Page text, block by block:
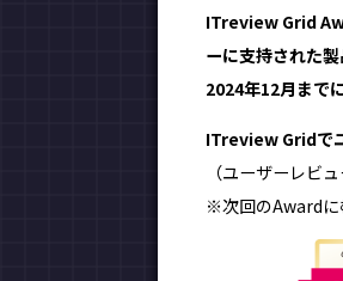
ITreview Grid
ーに支持された製
2024年12月まで
ITreview Gridで
（ユーザーレビ
※次回のAwardに